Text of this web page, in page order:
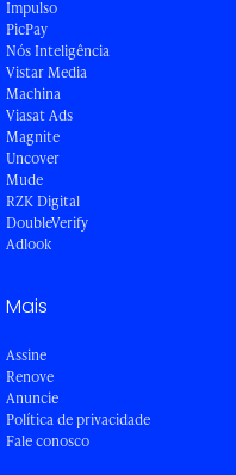
Impulso
PicPay
Nós Inteligência
Vistar Media
Machina
Viasat Ads
Magnite
Uncover
Mude
RZK Digital
DoubleVerify
Adlook
Mais
Assine
Renove
Anuncie
Política de privacidade
Fale conosco